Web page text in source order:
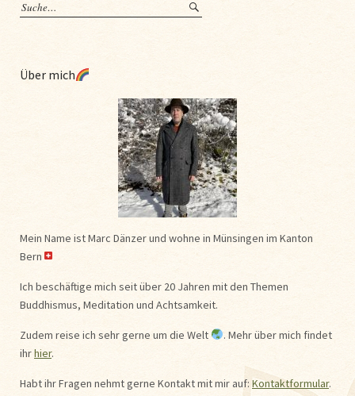
Über mich
Mein Name ist Marc Dänzer und wohne in Münsingen im Kanton
Bern
Ich beschäftige mich seit über 20 Jahren mit den Themen
Buddhismus, Meditation und Achtsamkeit.
Zudem reise ich sehr gerne um die Welt
. Mehr über mich findet
ihrhier.
Habt ihr Fragen nehmt gerne Kontakt mit mir auf: Kontaktformular.